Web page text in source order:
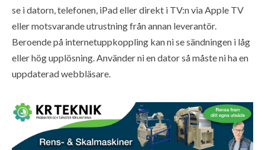
se i datorn, telefonen, iPad eller direkt i TV:n via Apple TV
eller motsvarande utrustning från annan leverantör.
Beroende på internetuppkoppling kan ni se sändningen i låg
eller hög upplösning. Använder ni en dator så måste ni ha en
uppdaterad webbläsare.